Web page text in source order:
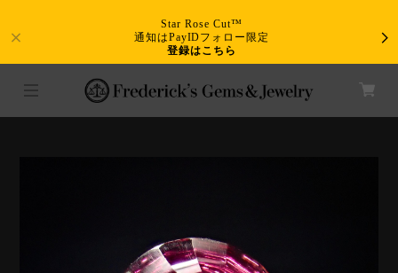
Star Rose Cut™
通知はPayIDフォロー限定
登録はこちら